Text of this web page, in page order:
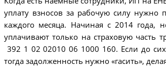
уплату взносов за рабочую силу нужно
каждого месяца. Начиная с 2014 года,
уплачивают только на страховую
392 1 02 02010 06 1000 160. Если до
тогда задолженность нужно «гасить»,